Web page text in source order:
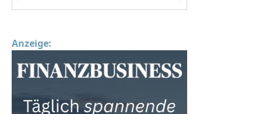
Anzeige: